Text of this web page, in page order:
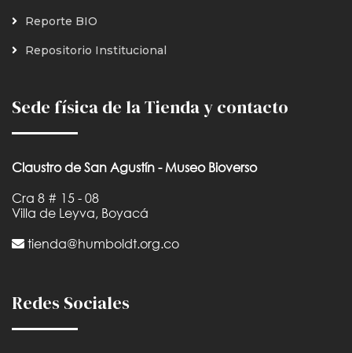
Reporte BIO
Repositorio Institucional
Sede física de la Tienda y contacto
Claustro de San Agustín - Museo Bioverso
Cra 8 # 15 - 08
Villa de Leyva, Boyacá
tienda@humboldt.org.co
Redes Sociales